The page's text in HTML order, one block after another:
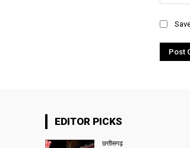
EDITOR PICKS
छत्तीसगढ़